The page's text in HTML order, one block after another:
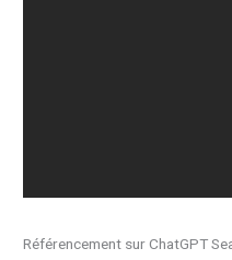
Référencement sur ChatGPT